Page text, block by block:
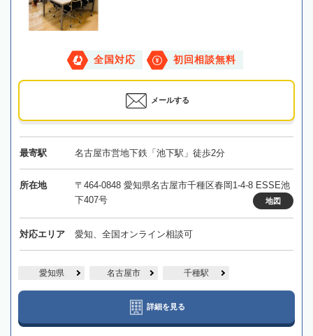
全国対応 初回相談無料
メールする
最寄駅 名古屋市営地下鉄「池下駅」徒歩2分
所在地
〒464-0848 愛知県名古屋市千種区春岡1-4-8 ESSE池
下407号
地図
対応エリア 愛知、全国オンライン相談可
愛知県 名古屋市 千種駅
詳細を見る